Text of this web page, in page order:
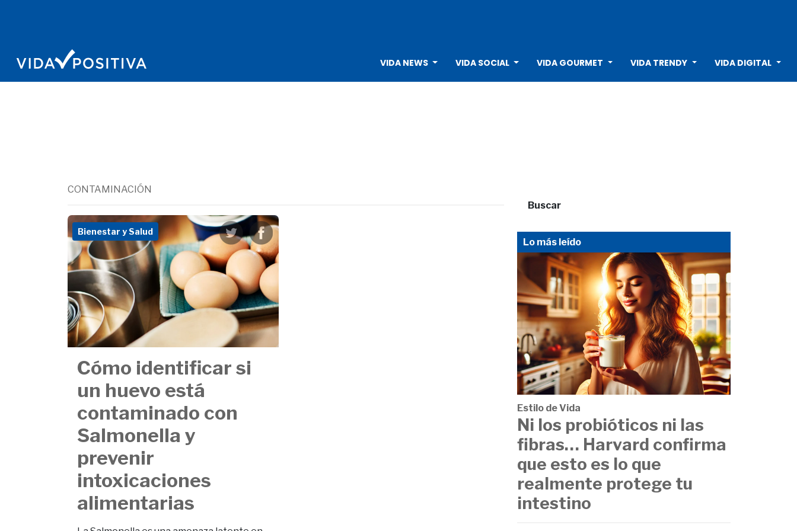
VIDA NEWS VIDA SOCIAL VIDA GOURMET VIDA TRENDY VIDA DIGITAL
CONTAMINACIÓN
Bienestar y Salud
Cómo identificar si
un huevo está
contaminado con
Salmonella y
prevenir
intoxicaciones
alimentarias
Buscar
Lo más leído
Estilo de Vida
Ni los probióticos ni las
fibras… Harvard confirma
que esto es lo que
realmente protege tu
intestino